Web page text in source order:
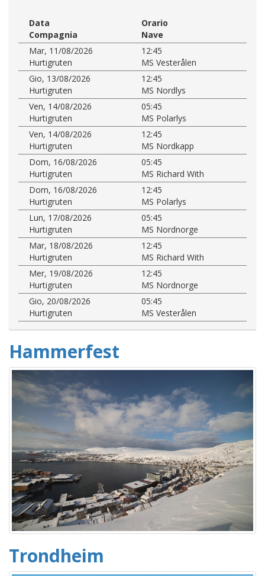
Data
Orario
Compagnia
Nave
Mar, 11/08/2026
12:45
Hurtigruten
MS Vesterålen
Gio, 13/08/2026
12:45
Hurtigruten
MS Nordlys
Ven, 14/08/2026
05:45
Hurtigruten
MS Polarlys
Ven, 14/08/2026
12:45
Hurtigruten
MS Nordkapp
Dom, 16/08/2026
05:45
Hurtigruten
MS Richard With
Dom, 16/08/2026
12:45
Hurtigruten
MS Polarlys
Lun, 17/08/2026
05:45
Hurtigruten
MS Nordnorge
Mar, 18/08/2026
12:45
Hurtigruten
MS Richard With
Mer, 19/08/2026
12:45
Hurtigruten
MS Nordnorge
Gio, 20/08/2026
05:45
Hurtigruten
MS Vesterålen
Hammerfest
Trondheim